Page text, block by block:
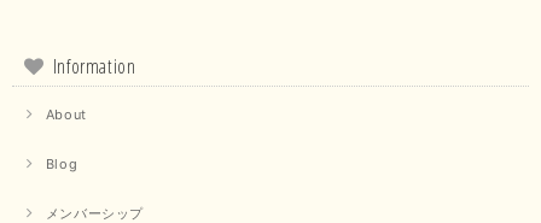
Information
About
Blog
メンバーシップ